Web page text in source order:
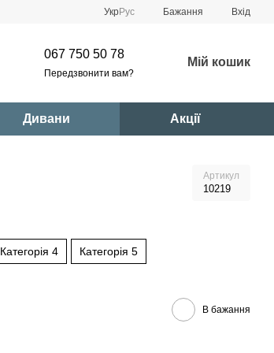
УкрРус Бажання Вхід
067 750 50 78
Передзвонити вам?
Мій кошик
Дивани Акції
Артикул
10219
Категорія 4 Категорія 5
В бажання